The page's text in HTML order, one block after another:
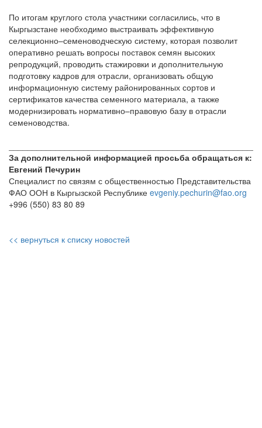
По итогам круглого стола участники согласились, что в
Кыргызстане необходимо выстраивать эффективную
селекционно–семеноводческую систему, которая позволит
оперативно решать вопросы поставок семян высоких
репродукций, проводить стажировки и дополнительную
подготовку кадров для отрасли, организовать общую
информационную систему районированных сортов и
сертификатов качества семенного материала, а также
модернизировать нормативно–правовую базу в отрасли
семеноводства.
За дополнительной информацией просьба обращаться к:
Евгений Печурин
Специалист по связям с общественностью Представительства
ФАО ООН в Кыргызской Республике evgeniy.pechurin@fao.org
+996 (550) 83 80 89
<< вернуться к списку новостей